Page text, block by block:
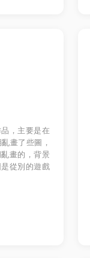
，主要是在
畫了些圖，
畫的，背景
從別的遊戲